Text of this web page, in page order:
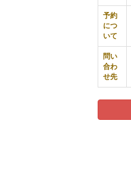
予約
につ
いて
問い
合わ
せ先